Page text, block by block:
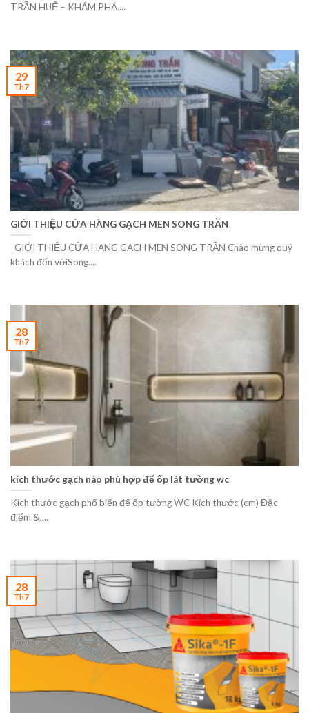
TRẦN HUẾ – KHÁM PHÁ....
GIỚI THIỆU CỬA HÀNG GẠCH MEN SONG TRẦN
GIỚI THIỆU CỬA HÀNG GẠCH MEN SONG TRẦN Chào mừng quý
khách đến vớiSong....
29
Th7
kích thước gạch nào phù hợp để ốp lát tường wc
Kích thước gạch phổ biến để ốp tường WC Kích thước (cm) Đặc
điểm &....
28
Th7
28
Th7